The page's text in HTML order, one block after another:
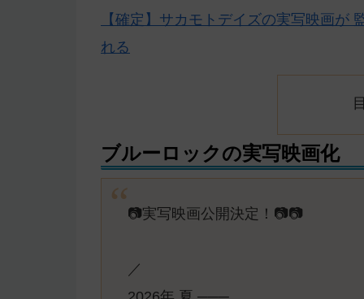
【確定】サカモトデイズの実写映画が
れる
ブルーロックの実写映画化
📷実写映画公開決定！📷️📷
／